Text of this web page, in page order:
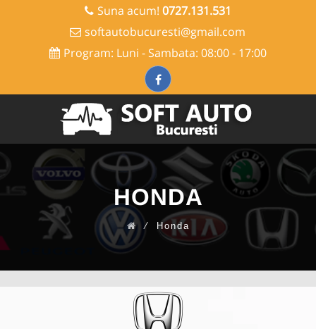
Suna acum! 0727.131.531
softautobucuresti@gmail.com
Program: Luni - Sambata: 08:00 - 17:00
content
HONDA
⁄ Honda